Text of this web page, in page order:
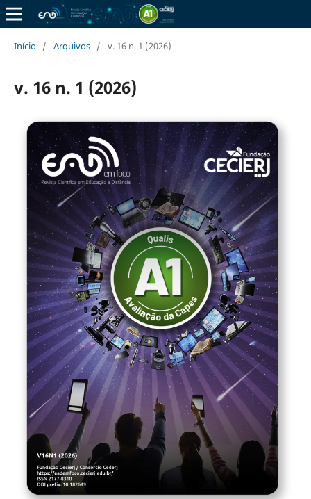
Início / Arquivos / v. 16 n. 1 (2026)
v. 16 n. 1 (2026)